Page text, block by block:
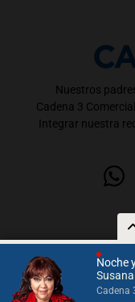
Noche
Cadena
Nuestros
Cadena 3 Comercial
Integrar nuestra red